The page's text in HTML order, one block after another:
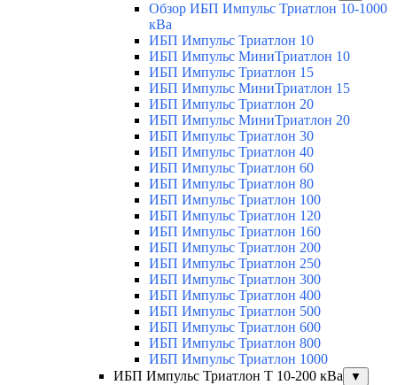
Обзор ИБП Импульс Триатлон 10-1000
кВа
ИБП Импульс Триатлон 10
ИБП Импульс МиниТриатлон 10
ИБП Импульс Триатлон 15
ИБП Импульс МиниТриатлон 15
ИБП Импульс Триатлон 20
ИБП Импульс МиниТриатлон 20
ИБП Импульс Триатлон 30
ИБП Импульс Триатлон 40
ИБП Импульс Триатлон 60
ИБП Импульс Триатлон 80
ИБП Импульс Триатлон 100
ИБП Импульс Триатлон 120
ИБП Импульс Триатлон 160
ИБП Импульс Триатлон 200
ИБП Импульс Триатлон 250
ИБП Импульс Триатлон 300
ИБП Импульс Триатлон 400
ИБП Импульс Триатлон 500
ИБП Импульс Триатлон 600
ИБП Импульс Триатлон 800
ИБП Импульс Триатлон 1000
ИБП Импульс Триатлон Т 10-200 кВа
▼